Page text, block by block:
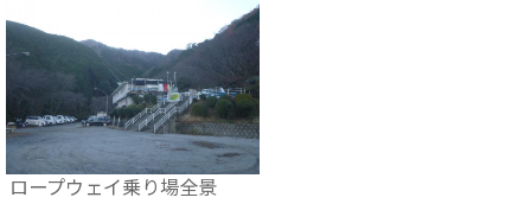
ロープウェイ乗り場全景